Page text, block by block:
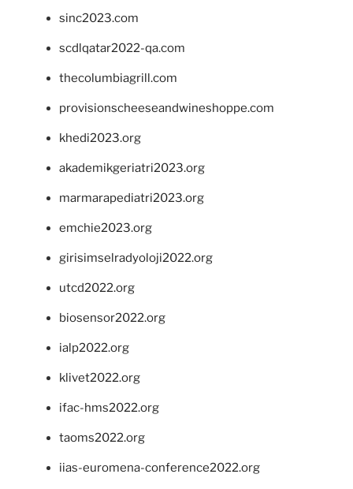
sinc2023.com
scdlqatar2022-qa.com
thecolumbiagrill.com
provisionscheeseandwineshoppe.com
khedi2023.org
akademikgeriatri2023.org
marmarapediatri2023.org
emchie2023.org
girisimselradyoloji2022.org
utcd2022.org
biosensor2022.org
ialp2022.org
klivet2022.org
ifac-hms2022.org
taoms2022.org
iias-euromena-conference2022.org